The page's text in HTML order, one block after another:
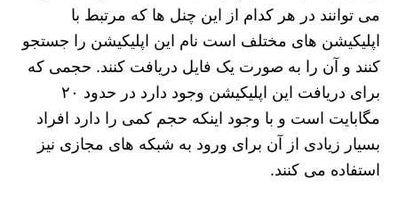
می‌ توانند در هر کدام از این چنل ها که مرتبط با
اپلیکیشن های مختلف است نام این اپلیکیشن را جستجو
کنند و آن را به صورت یک فایل دریافت کنند. حجمی که
برای دریافت این اپلیکیشن وجود دارد در حدود ۲۰
مگابایت است و با وجود اینکه حجم کمی را دارد افراد
بسیار زیادی از آن برای ورود به شبکه های مجازی نیز
استفاده می کنند.